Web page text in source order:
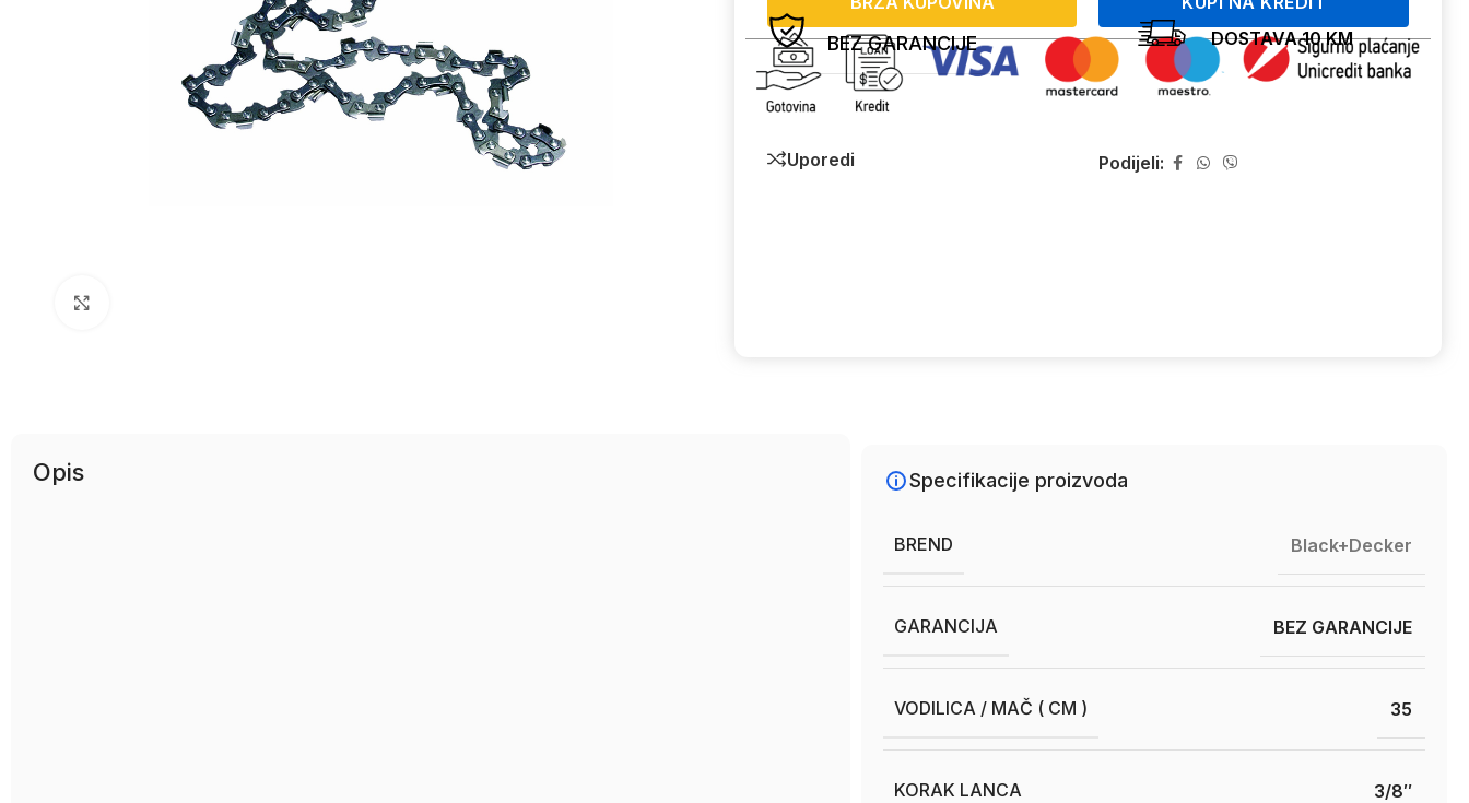
BEZ GARANCIJE DOSTAVA 10 KM
Uporedi Podijeli:
Opis Specifikacije proizvoda
BREND Black+Decker
GARANCIJA BEZ GARANCIJE
VODILICA / MAČ ( CM ) 35
KORAK LANCA 3/8″